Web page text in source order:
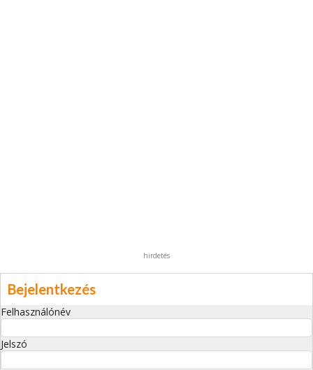
hirdetés
Bejelentkezés
Felhasználónév
Jelszó